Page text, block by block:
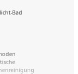
(ca. 1 km),
(26 km).
Bad